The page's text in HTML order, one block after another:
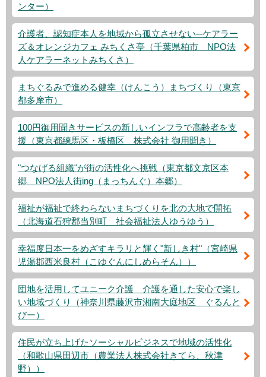
ンター）
介護者、認知症本人を地域から孤立させない─ケアラー
ズ＆オレンジカフェ みちくさ亭（千葉県柏市 NPO法
人ケアラーネットみちくさ）
まちぐるみで進める健幸（けんこう）まちづくり（東京
都多摩市）
100円御用聞きサービスの新しいインフラで高齢者を支
援（東京都練馬区・板橋区 株式会社 御用聞き）
"つなげる組織"が街の活性化へ挑戦（東京都文京区本
郷 NPO法人街ing（まっちんぐ）本郷）
福祉が福祉で終わらないまちづくりを北の大地で開拓
（北海道石狩郡当別町 社会福祉法人ゆうゆう）
幸福度日本一をめざすキラリと輝く"新しき村"（宮崎県
児湯郡西米良村（こゆぐんにしめらそん））
団地を活用してユニーク介護 介護を通した安心で楽し
い地域づくり（神奈川県藤沢市湘南大庭地区 ぐるんと
びー）
住民が立ち上げたソーシャルビジネスで地域の活性化
（和歌山県田辺市（農業法人株式会社きてら、秋津
野））